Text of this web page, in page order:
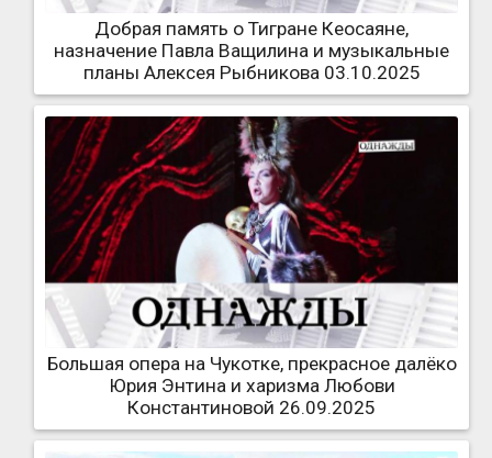
Добрая память о Тигране Кеосаяне,
назначение Павла Ващилина и музыкальные
планы Алексея Рыбникова 03.10.2025
Большая опера на Чукотке, прекрасное далёко
Юрия Энтина и харизма Любови
Константиновой 26.09.2025